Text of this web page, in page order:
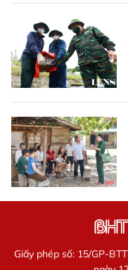
Giấy phép số: 15/GP-